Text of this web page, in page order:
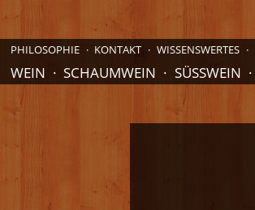
PHILOSOPHIE KONTAKT WISSENSWERTES
WEIN SCHAUMWEIN SÜSSWEIN